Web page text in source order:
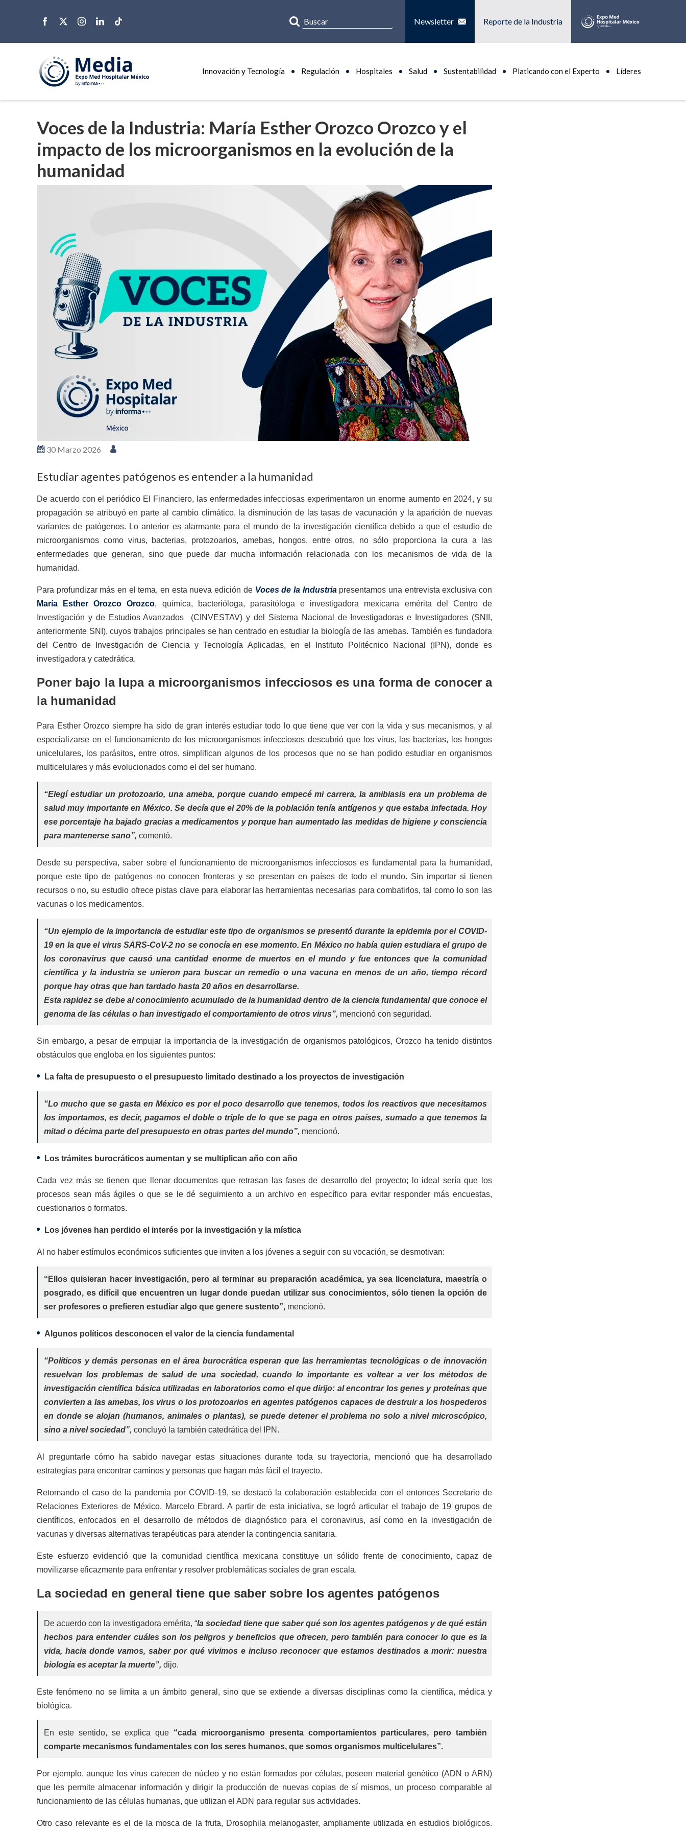
Newsletter Reporte de la Industria
Innovación y Tecnología Regulación Hospitales Salud Sustentabilidad Platicando con el Experto Líderes
Voces de la Industria: María Esther Orozco Orozco y el
impacto de los microorganismos en la evolución de la
humanidad
30 Marzo 2026
Estudiar agentes patógenos es entender a la humanidad
De acuerdo con el periódico El Financiero, las enfermedades infecciosas experimentaron un enorme aumento en 2024, y su
propagación se atribuyó en parte al cambio climático, la disminución de las tasas de vacunación y la aparición de nuevas
variantes de patógenos. Lo anterior es alarmante para el mundo de la investigación científica debido a que el estudio de
microorganismos como virus, bacterias, protozoarios, amebas, hongos, entre otros, no sólo proporciona la cura a las
enfermedades que generan, sino que puede dar mucha información relacionada con los mecanismos de vida de la
humanidad.
Para profundizar más en el tema, en esta nueva edición de Voces de la Industriapresentamos una entrevista exclusiva con
María Esther Orozco Orozco, química, bacterióloga, parasitóloga e investigadora mexicana emérita del Centro de
Investigación y de Estudios Avanzados (CINVESTAV) y del Sistema Nacional de Investigadoras e Investigadores (SNII,
anteriormente SNI), cuyos trabajos principales se han centrado en estudiar la biología de las amebas. También es fundadora
del Centro de Investigación de Ciencia y Tecnología Aplicadas, en el Instituto Politécnico Nacional (IPN), donde es
investigadora y catedrática.
Poner bajo la lupa a microorganismos infecciosos es una forma de conocer a
la humanidad
Para Esther Orozco siempre ha sido de gran interés estudiar todo lo que tiene que ver con la vida y sus mecanismos, y al
especializarse en el funcionamiento de los microorganismos infecciosos descubrió que los virus, las bacterias, los hongos
unicelulares, los parásitos, entre otros, simplifican algunos de los procesos que no se han podido estudiar en organismos
multicelulares y más evolucionados como el del ser humano.
“Elegí estudiar un protozoario, una ameba, porque cuando empecé mi carrera, la amibiasis era un problema de
salud muy importante en México. Se decía que el 20% de la población tenía antígenos y que estaba infectada. Hoy
ese porcentaje ha bajado gracias a medicamentos y porque han aumentado las medidas de higiene y consciencia
para mantenerse sano”, comentó.
Desde su perspectiva, saber sobre el funcionamiento de microorganismos infecciosos es fundamental para la humanidad,
porque este tipo de patógenos no conocen fronteras y se presentan en países de todo el mundo. Sin importar si tienen
recursos o no, su estudio ofrece pistas clave para elaborar las herramientas necesarias para combatirlos, tal como lo son las
vacunas o los medicamentos.
“Un ejemplo de la importancia de estudiar este tipo de organismos se presentó durante la epidemia por el COVID-
19 en la que el virus SARS-CoV-2 no se conocía en ese momento. En México no había quien estudiara el grupo de
los coronavirus que causó una cantidad enorme de muertos en el mundo y fue entonces que la comunidad
científica y la industria se unieron para buscar un remedio o una vacuna en menos de un año, tiempo récord
porque hay otras que han tardado hasta 20 años en desarrollarse.
Esta rapidez se debe al conocimiento acumulado de la humanidad dentro de la ciencia fundamental que conoce el
genoma de las células o han investigado el comportamiento de otros virus”, mencionó con seguridad.
Sin embargo, a pesar de empujar la importancia de la investigación de organismos patológicos, Orozco ha tenido distintos
obstáculos que engloba en los siguientes puntos:
La falta de presupuesto o el presupuesto limitado destinado a los proyectos de investigación
“Lo mucho que se gasta en México es por el poco desarrollo que tenemos, todos los reactivos que necesitamos
los importamos, es decir, pagamos el doble o triple de lo que se paga en otros países, sumado a que tenemos la
mitad o décima parte del presupuesto en otras partes del mundo”, mencionó.
Los trámites burocráticos aumentan y se multiplican año con año
Cada vez más se tienen que llenar documentos que retrasan las fases de desarrollo del proyecto; lo ideal sería que los
procesos sean más ágiles o que se le dé seguimiento a un archivo en específico para evitar responder más encuestas,
cuestionarios o formatos.
Los jóvenes han perdido el interés por la investigación y la mística
Al no haber estímulos económicos suficientes que inviten a los jóvenes a seguir con su vocación, se desmotivan:
“Ellos quisieran hacer investigación, pero al terminar su preparación académica, ya sea licenciatura, maestría o
posgrado, es difícil que encuentren un lugar donde puedan utilizar sus conocimientos, sólo tienen la opción de
ser profesores o prefieren estudiar algo que genere sustento”, mencionó.
Algunos políticos desconocen el valor de la ciencia fundamental
“Políticos y demás personas en el área burocrática esperan que las herramientas tecnológicas o de innovación
resuelvan los problemas de salud de una sociedad, cuando lo importante es voltear a ver los métodos de
investigación científica básica utilizadas en laboratorios como el que dirijo: al encontrar los genes y proteínas que
convierten a las amebas, los virus o los protozoarios en agentes patógenos capaces de destruir a los hospederos
en donde se alojan (humanos, animales o plantas), se puede detener el problema no solo a nivel microscópico,
sino a nivel sociedad”, concluyó la también catedrática del IPN.
Al preguntarle cómo ha sabido navegar estas situaciones durante toda su trayectoria, mencionó que ha desarrollado
estrategias para encontrar caminos y personas que hagan más fácil el trayecto.
Retomando el caso de la pandemia por COVID-19, se destacó la colaboración establecida con el entonces Secretario de
Relaciones Exteriores de México, Marcelo Ebrard. A partir de esta iniciativa, se logró articular el trabajo de 19 grupos de
científicos, enfocados en el desarrollo de métodos de diagnóstico para el coronavirus, así como en la investigación de
vacunas y diversas alternativas terapéuticas para atender la contingencia sanitaria.
Este esfuerzo evidenció que la comunidad científica mexicana constituye un sólido frente de conocimiento, capaz de
movilizarse eficazmente para enfrentar y resolver problemáticas sociales de gran escala.
La sociedad en general tiene que saber sobre los agentes patógenos
De acuerdo con la investigadora emérita, “la sociedad tiene que saber qué son los agentes patógenos y de qué están
hechos para entender cuáles son los peligros y beneficios que ofrecen, pero también para conocer lo que es la
vida, hacia donde vamos, saber por qué vivimos e incluso reconocer que estamos destinados a morir: nuestra
biología es aceptar la muerte”, dijo.
Este fenómeno no se limita a un ámbito general, sino que se extiende a diversas disciplinas como la científica, médica y
biológica.
En este sentido, se explica que “cada microorganismo presenta comportamientos particulares, pero también
comparte mecanismos fundamentales con los seres humanos, que somos organismos multicelulares”.
Por ejemplo, aunque los virus carecen de núcleo y no están formados por células, poseen material genético (ADN o ARN)
que les permite almacenar información y dirigir la producción de nuevas copias de sí mismos, un proceso comparable al
funcionamiento de las células humanas, que utilizan el ADN para regular sus actividades.
Otro caso relevante es el de la mosca de la fruta, Drosophila melanogaster, ampliamente utilizada en estudios biológicos.